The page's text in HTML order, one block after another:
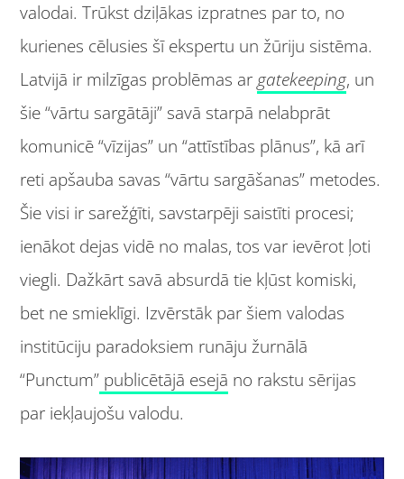
valodai. Trūkst dziļākas izpratnes par to, no
kurienes cēlusies šī ekspertu un žūriju sistēma.
Latvijā ir milzīgas problēmas argatekeeping, un
šie “vārtu sargātāji” savā starpā nelabprāt
komunicē “vīzijas” un “attīstības plānus”, kā arī
reti apšauba savas “vārtu sargāšanas” metodes.
Šie visi ir sarežģīti, savstarpēji saistīti procesi;
ienākot dejas vidē no malas, tos var ievērot ļoti
viegli. Dažkārt savā absurdā tie kļūst komiski,
bet ne smieklīgi. Izvērstāk par šiem valodas
institūciju paradoksiem runāju žurnālā
“Punctum” publicētājā esejā no rakstu sērijas
par iekļaujošu valodu.